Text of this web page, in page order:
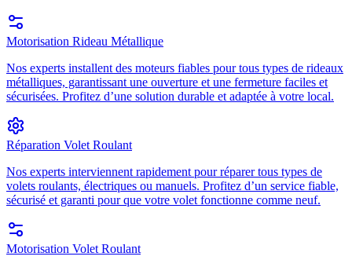
Motorisation Rideau Métallique
Nos experts installent des moteurs fiables pour tous types de rideaux
métalliques, garantissant une ouverture et une fermeture faciles et
sécurisées. Profitez d’une solution durable et adaptée à votre local.
Réparation Volet Roulant
Nos experts interviennent rapidement pour réparer tous types de
volets roulants, électriques ou manuels. Profitez d’un service fiable,
sécurisé et garanti pour que votre volet fonctionne comme neuf.
Motorisation Volet Roulant